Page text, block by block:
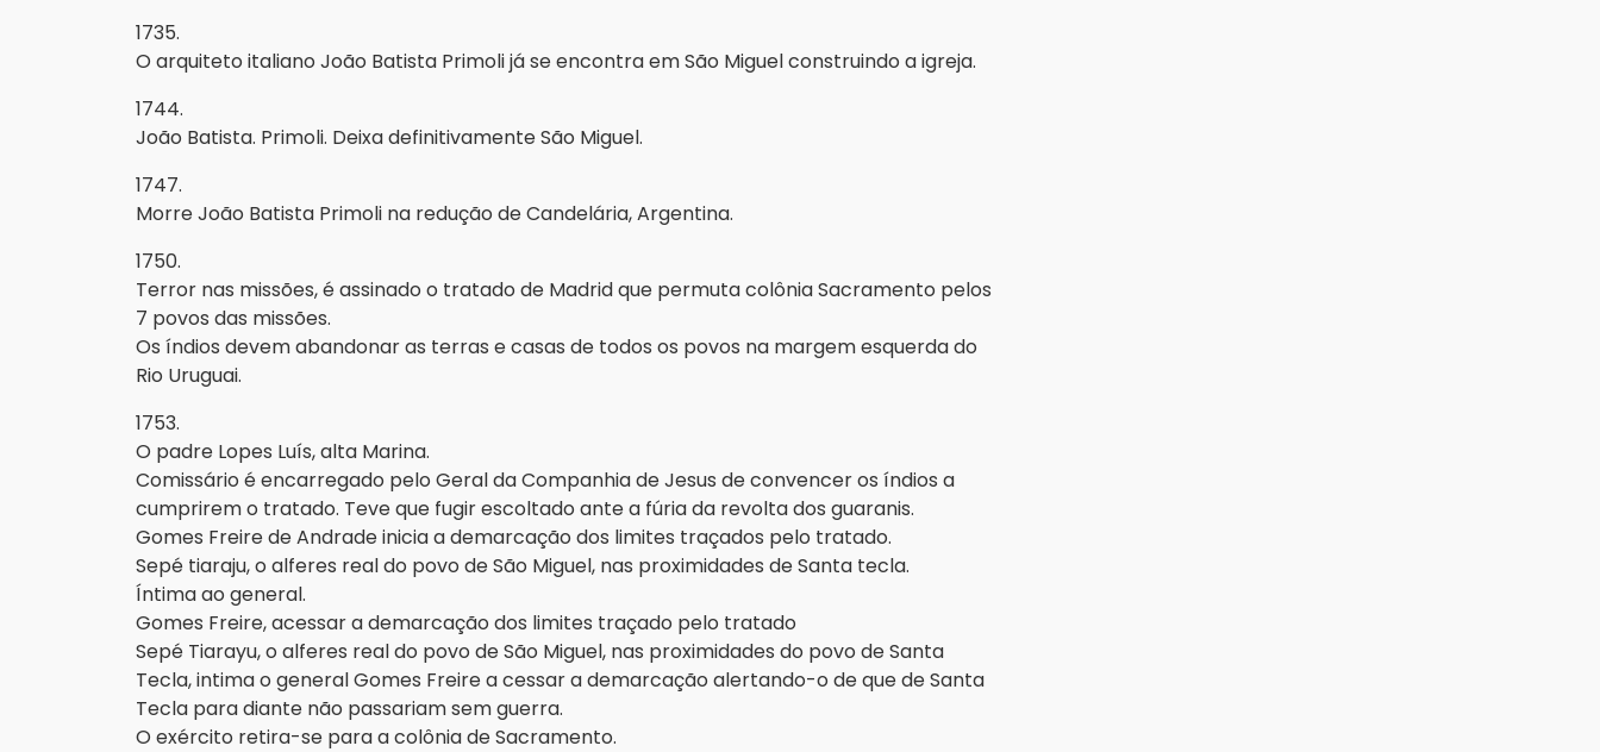
1735.
O arquiteto italiano João Batista Primoli já se encontra em São Miguel construindo a igreja.
1744.
João Batista. Primoli. Deixa definitivamente São Miguel.
1747.
Morre João Batista Primoli na redução de Candelária, Argentina.
1750.
Terror nas missões, é assinado o tratado de Madrid que permuta colônia Sacramento pelos
7 povos das missões.
Os índios devem abandonar as terras e casas de todos os povos na margem esquerda do
Rio Uruguai.
1753.
O padre Lopes Luís, alta Marina.
Comissário é encarregado pelo Geral da Companhia de Jesus de convencer os índios a
cumprirem o tratado. Teve que fugir escoltado ante a fúria da revolta dos guaranis.
Gomes Freire de Andrade inicia a demarcação dos limites traçados pelo tratado.
Sepé tiaraju, o alferes real do povo de São Miguel, nas proximidades de Santa tecla.
Íntima ao general.
Gomes Freire, acessar a demarcação dos limites traçado pelo tratado
Sepé Tiarayu, o alferes real do povo de São Miguel, nas proximidades do povo de Santa
Tecla, intima o general Gomes Freire a cessar a demarcação alertando-o de que de Santa
Tecla para diante não passariam sem guerra.
O exército retira-se para a colônia de Sacramento.